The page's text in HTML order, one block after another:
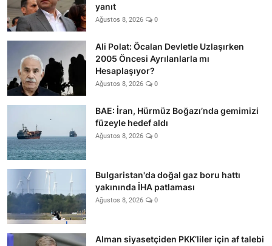
yanıt
Ağustos 8, 2026 0
Ali Polat: Öcalan Devletle Uzlaşırken
2005 Öncesi Ayrılanlarla mı
Hesaplaşıyor?
Ağustos 8, 2026 0
BAE: İran, Hürmüz Boğazı’nda gemimizi
füzeyle hedef aldı
Ağustos 8, 2026 0
Bulgaristan'da doğal gaz boru hattı
yakınında İHA patlaması
Ağustos 8, 2026 0
Alman siyasetçiden PKK’liler için af talebi